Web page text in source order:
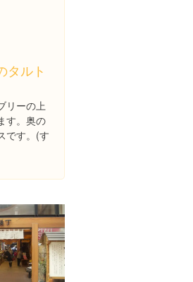
タルト
リーの上
す。奥の
です。(す